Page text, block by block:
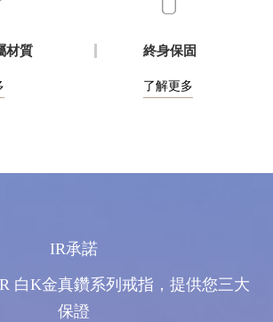
材質 終身保固
了解更多
IR承諾
白K金真鑽系列戒指，提供您三大
保證